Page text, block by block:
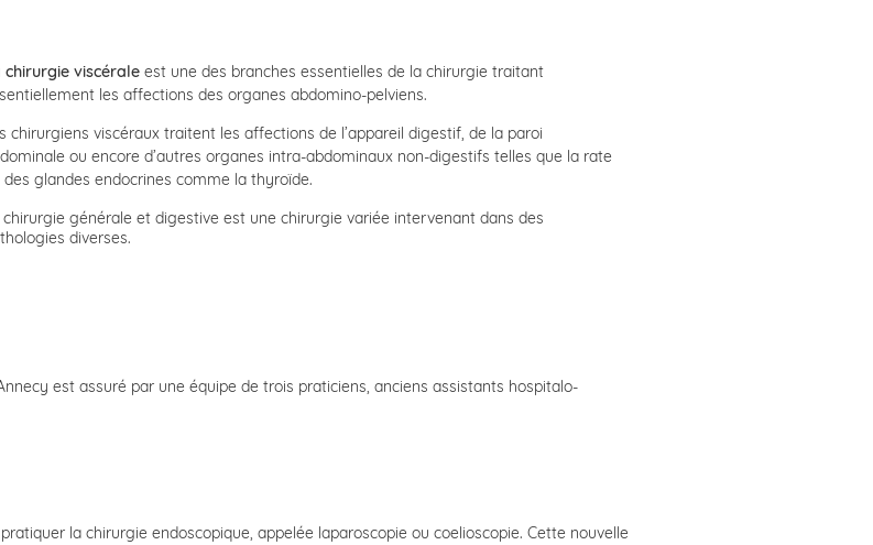
chirurgie viscéraleest une des branches essentielles de la chirurgie traitant
les affections des organes abdomino-pelviens.
chirurgiens viscéraux traitent les affections de l’appareil digestif, de la paroi
ou encore d’autres organes intra-abdominaux non-digestifs telles que la rate
des glandes endocrines comme la thyroïde.
chirurgie générale et digestive est une chirurgie variée intervenant dans des
diverses.
est assuré par une équipe de trois praticiens, anciens assistants hospitalo-
la chirurgie endoscopique, appelée laparoscopie ou coelioscopie. Cette nouvelle